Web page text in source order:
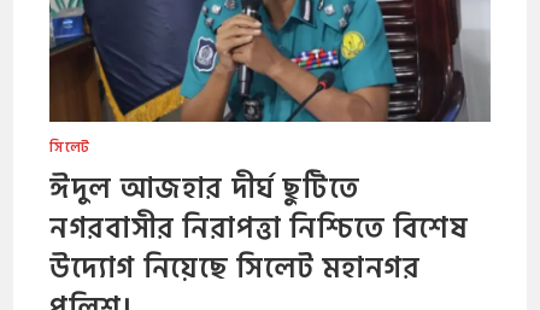
সিলেট
ঈদুল আজহার দীর্ঘ ছুটিতে
নগরবাসীর নিরাপত্তা নিশ্চিতে বিশেষ
উদ্যোগ নিয়েছে সিলেট মহানগর